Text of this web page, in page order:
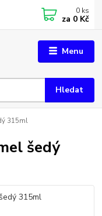
Menu
Hledat
0 ks
za 0 Kč
315ml
šedý